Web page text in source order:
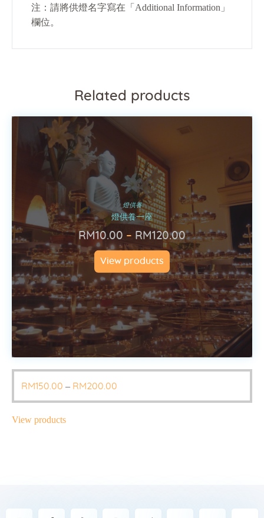
注：請將供燈名字寫在「Additional Information」
欄位。
Related products
燈供養
燈供養一座
RM10.00 – RM120.00Price
range:
RM10.
0
0
through
RM120.
0
0
View products
RM150.00 – RM200.00
range:
View products